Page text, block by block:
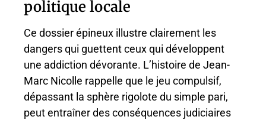
politique locale
Ce dossier épineux illustre clairement les
dangers qui guettent ceux qui développent
une addiction dévorante. L’histoire de Jean-
Marc Nicolle rappelle que le jeu compulsif,
dépassant la sphère rigolote du simple pari,
peut entraîner des conséquences judiciaires